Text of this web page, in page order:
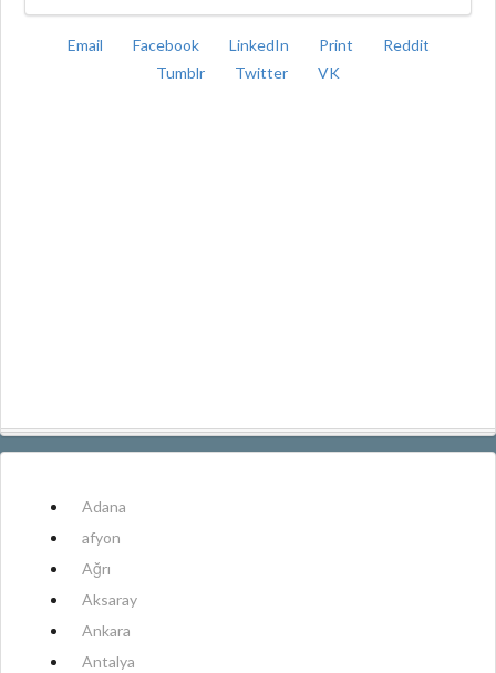
Email Facebook LinkedIn Print
Reddit
Tumblr
Twitter VK
Adana
afyon
Ağrı
Aksaray
Ankara
Antalya